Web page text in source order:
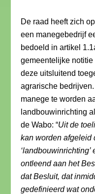
De raad heeft zich
een manegebedrijf
bedoeld in artikel
gemeentelijke
deze uitsluitend
agrarische
manege te worden
landbouwinrichting
de Wabo: “Uit de
kan worden afgeleid
‘landbouwinrichting’
ontleend aan het
dat Besluit, dat
gedefinieerd wat